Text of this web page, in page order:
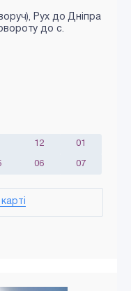
Рух до Дніпра
до с.
12 01
06 07